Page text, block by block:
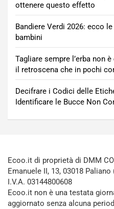
ottenere questo effetto
Bandiere Verdi 2026: ecco
bambini
Tagliare sempre l’erba non
il retroscena che in pochi
Decifrare i Codici delle
Identificare le Bucce Non
Ecoo.it di proprietà di DMM
Emanuele II, 13, 03018
I.V.A. 03144800608
Ecoo.it non è una testata
aggiornato senza alcuna